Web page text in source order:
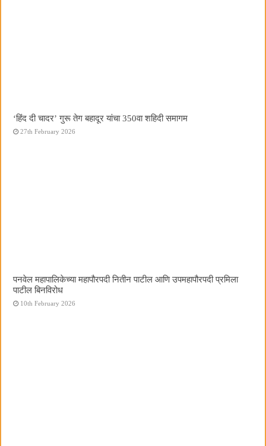
‘हिंद दी चादर’ गुरू तेग बहादूर यांचा 350वा शहिदी समागम
27th February 2026
पनवेल महापालिकेच्या महापौरपदी नितीन पाटील आणि उपमहापौरपदी प्रमिला
पाटील बिनविरोध
10th February 2026